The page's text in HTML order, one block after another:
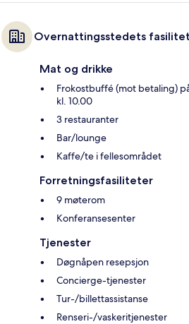
Overnattingsstedets
Mat og drikke
Frokostbuffé (mot betaling)
kl. 10.00
3 restauranter
Bar/lounge
Kaffe/te i fellesområdet
Forretningsfasiliteter
9 møterom
Konferansesenter
Tjenester
Døgnåpen resepsjon
Concierge-tjenester
Tur-/billettassistanse
Renseri-/vaskeritjenester